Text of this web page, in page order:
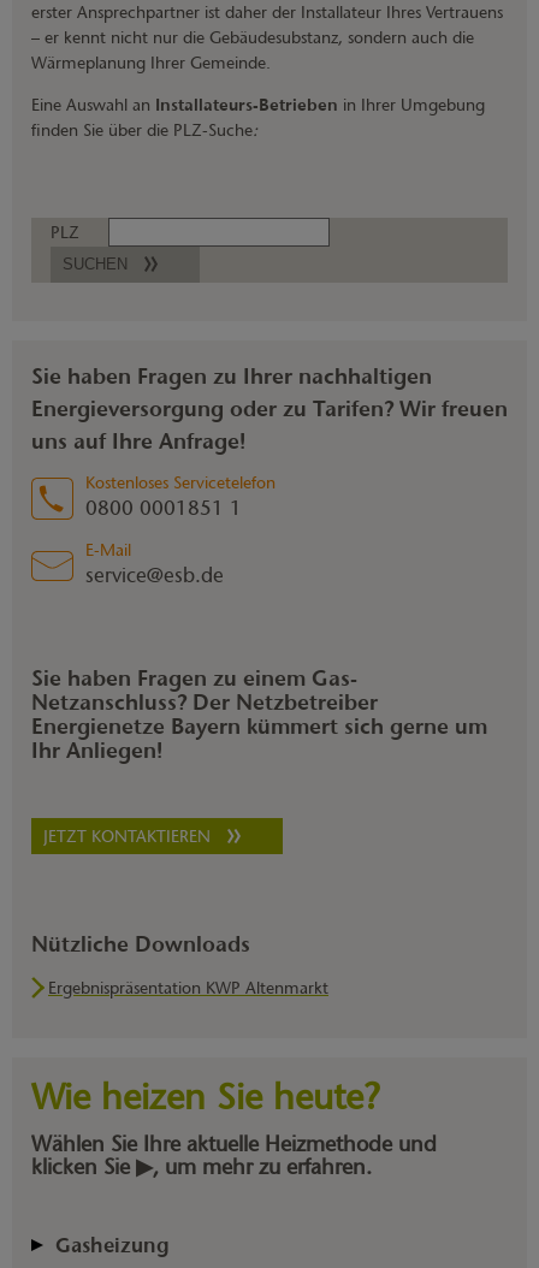
erster Ansprechpartner ist daher der Installateur Ihres Vertrauens
– er kennt nicht nur die Gebäudesubstanz, sondern auch die
Wärmeplanung Ihrer Gemeinde.
Eine Auswahl an Installateurs-Betrieben in Ihrer Umgebung
finden Sie über die PLZ-Suche:
PLZ
SUCHEN
Sie haben Fragen zu Ihrer nachhaltigen
Energieversorgung oder zu Tarifen? Wir freuen
uns auf Ihre Anfrage!
Kostenloses Servicetelefon
0800 0001851 1
E-Mail
service@esb.de
Sie haben Fragen zu einem Gas-
Netzanschluss? Der Netzbetreiber
Energienetze Bayern kümmert sich gerne um
Ihr Anliegen!
JETZT KONTAKTIEREN
Nützliche Downloads
Ergebnispräsentation KWP Altenmarkt
Wie heizen Sie heute?
Wählen Sie Ihre aktuelle Heizmethode und
klicken Sie ▶, um mehr zu erfahren.
Gasheizung